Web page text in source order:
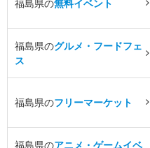
福島県の無料イベント
福島県のグルメ・フードフェ
ス
福島県のフリーマーケット
福島県のアニメ・ゲームイベ